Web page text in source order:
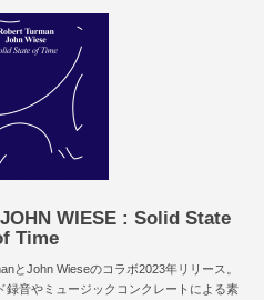
WIESE : Solid State
Time
とJohn Wieseのコラボ2023年リリース。
録音やミュージックコンクレートによる素